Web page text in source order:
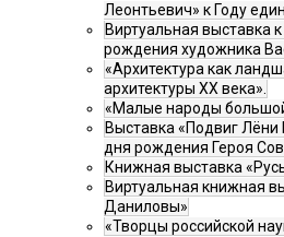
Леонтьевич» к Году
Виртуальная выставка
рождения художника
«Архитектура как
архитектуры XX века».
«Малые народы
Выставка «Подвиг Лёни
дня рождения Героя
Книжная выставка
Виртуальная книжная
Даниловы»
«Творцы российской